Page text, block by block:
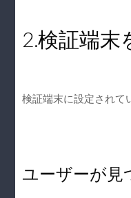
2.検証端
検証端末に設定されて
ユーザーが見